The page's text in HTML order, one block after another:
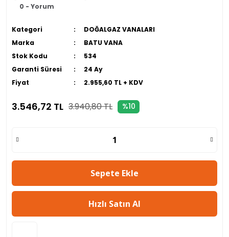
0 - Yorum
Kategori
DOĞALGAZ VANALARI
Marka
BATU VANA
Stok Kodu
534
Garanti Süresi
24 Ay
Fiyat
2.955,60 TL + KDV
3.546,72 TL 3.940,80 TL %10
Sepete Ekle
Hızlı Satın Al